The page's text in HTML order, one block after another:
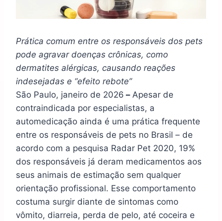
Prática comum entre os responsáveis dos pets
pode agravar doenças crônicas, como
dermatites alérgicas, causando reações
indesejadas e “efeito rebote”
São Paulo, janeiro de 2026 – Apesar de
contraindicada por especialistas, a
automedicação ainda é uma prática frequente
entre os responsáveis de pets no Brasil – de
acordo com a pesquisa Radar Pet 2020, 19%
dos responsáveis já deram medicamentos aos
seus animais de estimação sem qualquer
orientação profissional. Esse comportamento
costuma surgir diante de sintomas como
vômito, diarreia, perda de pelo, até coceira e